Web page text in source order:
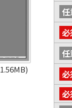
1.56MB)